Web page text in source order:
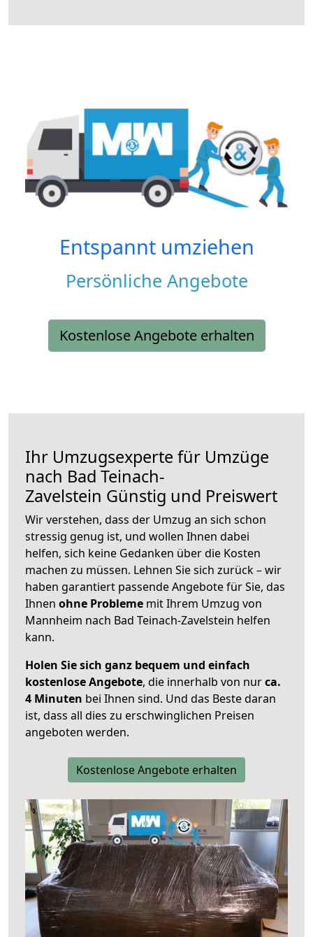
Entspannt umziehen
Persönliche Angebote
Kostenlose Angebote erhalten
Ihr Umzugsexperte für Umzüge
nach Bad Teinach-
Zavelstein Günstig und Preiswert
Wir verstehen, dass der Umzug an sich schon
stressig genug ist, und wollen Ihnen dabei
helfen, sich keine Gedanken über die Kosten
machen zu müssen. Lehnen Sie sich zurück – wir
haben garantiert passende Angebote für Sie, das
Ihnen ohne Probleme mit Ihrem Umzug von
Mannheim nach Bad Teinach-Zavelstein helfen
kann.
Holen Sie sich ganz bequem und einfach
kostenlose Angebote, die innerhalb von nurca.
4 Minuten bei Ihnen sind. Und das Beste daran
ist, dass all dies zu erschwinglichen Preisen
angeboten werden.
Kostenlose Angebote erhalten